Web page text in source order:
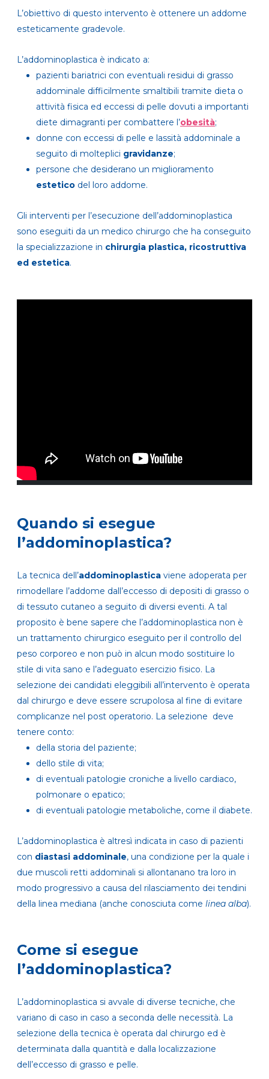
L’obiettivo di questo intervento è ottenere un addome
esteticamente gradevole.
L’addominoplastica è indicato a:
pazienti bariatrici con eventuali residui di grasso
addominale difficilmente smaltibili tramite dieta o
attività fisica ed eccessi di pelle dovuti a importanti
diete dimagranti per combattere l’obesità;
donne con eccessi di pelle e lassità addominale a
seguito di molteplici gravidanze;
persone che desiderano un miglioramento
estetico del loro addome.
Gli interventi per l’esecuzione dell’addominoplastica
sono eseguiti da un medico chirurgo che ha conseguito
la specializzazione in chirurgia plastica, ricostruttiva
ed estetica.
Quando si esegue
l’addominoplastica?
La tecnica dell’addominoplastica viene adoperata per
rimodellare l’addome dall’eccesso di depositi di grasso o
di tessuto cutaneo a seguito di diversi eventi. A tal
proposito è bene sapere che l’addominoplastica non è
un trattamento chirurgico eseguito per il controllo del
peso corporeo e non può in alcun modo sostituire lo
stile di vita sano e l’adeguato esercizio fisico. La
selezione dei candidati eleggibili all’intervento è operata
dal chirurgo e deve essere scrupolosa al fine di evitare
complicanze nel post operatorio. La selezione deve
tenere conto:
della storia del paziente;
dello stile di vita;
di eventuali patologie croniche a livello cardiaco,
polmonare o epatico;
di eventuali patologie metaboliche, come il diabete.
L’addominoplastica è altresì indicata in caso di pazienti
con diastasi addominale, una condizione per la quale i
due muscoli retti addominali si allontanano tra loro in
modo progressivo a causa del rilasciamento dei tendini
della linea mediana (anche conosciuta come linea alba).
Come si esegue
l’addominoplastica?
L’addominoplastica si avvale di diverse tecniche, che
variano di caso in caso a seconda delle necessità. La
selezione della tecnica è operata dal chirurgo ed è
determinata dalla quantità e dalla localizzazione
dell’eccesso di grasso e pelle.